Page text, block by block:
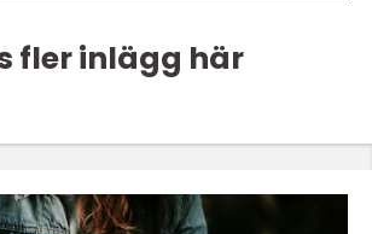
fler inlägg här